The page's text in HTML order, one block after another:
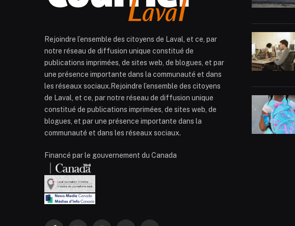
Rejoindre l’ensemble des citoyens de Laval, et ce, par
notre réseau de diffusion unique constitué de
publications imprimées, de sites web, de blogues, et par
une présence importante dans la communauté et dans
les réseaux sociaux.Rejoindre l’ensemble des citoyens
de Laval, et ce, par notre réseau de diffusion unique
constitué de publications imprimées, de sites web, de
blogues, et par une présence importante dans la
communauté et dans les réseaux sociaux.
Financé par le gouvernement du Canada